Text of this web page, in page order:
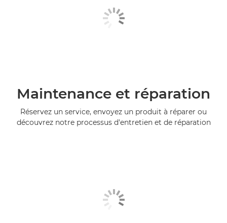
Maintenance et réparation
Réservez un service, envoyez un produit à réparer ou
découvrez notre processus d'entretien et de réparation